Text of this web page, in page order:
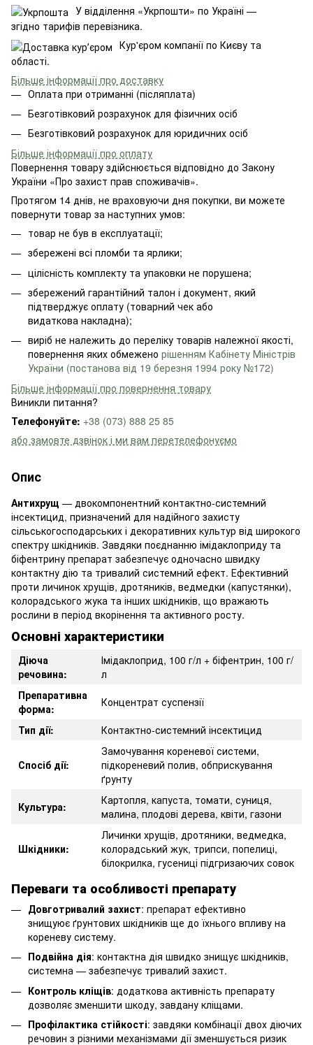
У відділення «Укрпошти» по Україні —
згідно тарифів перевізника.
Кур'єром компанії по Києву та
області.
Більше інформації про доставку
Оплата при отриманні (післяплата)
Безготівковий розрахунок для фізичних осіб
Безготівковий розрахунок для юридичних осіб
Більше інформації про оплату
Повернення товару здійснюється відповідно до Закону
України «Про захист прав споживачів».
Протягом 14 днів, не враховуючи дня покупки, ви можете
повернути товар за наступних умов:
товар не був в експлуатації;
збережені всі пломби та ярлики;
цілісність комплекту та упаковки не порушена;
збережений гарантійний талон і документ, який
підтверджує оплату (товарний чек або
видаткова накладна);
виріб не належить до переліку товарів належної якості,
повернення яких обмежено рішенням Кабінету Міністрів
України (постанова від 19 березня 1994 року №172)
Більше інформації про повернення товару
Виникли питання?
Телефонуйте: +38 (073) 888 25 85
або замовте дзвінок і ми вам перетелефонуємо
Опис
Антихрущ — двокомпонентний контактно-системний
інсектицид, призначений для надійного захисту
сільськогосподарських і декоративних культур від широкого
спектру шкідників. Завдяки поєднанню імідаклоприду та
біфентрину препарат забезпечує одночасно швидку
контактну дію та тривалий системний ефект. Ефективний
проти личинок хрущів, дротяників, ведмедки (капустянки),
колорадського жука та інших шкідників, що вражають
рослини в період вкорінення та активного росту.
Основні характеристики
Діюча
речовина:
Імідаклоприд, 100 г/л + біфентрин, 100 г/
л
Препаративна
форма:
Концентрат суспензії
Тип дії:
Контактно-системний інсектицид
Спосіб дії:
Замочування кореневої системи,
підкореневий полив, обприскування
ґрунту
Культура:
Картопля, капуста, томати, суниця,
малина, плодові дерева, квіти, газони
Шкідники:
Личинки хрущів, дротяники, ведмедка,
колорадський жук, трипси, попелиці,
білокрилка, гусениці підгризаючих совок
Переваги та особливості препарату
Довготривалий захист: препарат ефективно
знищуює ґрунтових шкідників ще до їхнього впливу на
кореневу систему.
Подвійна дія: контактна дія швидко знищує шкідників,
системна — забезпечує тривалий захист.
Контроль кліщів: додаткова активність препарату
дозволяє зменшити шкоду, завдану кліщами.
Профілактика стійкості: завдяки комбінації двох діючих
речовин з різними механізмами дії зменшується ризик